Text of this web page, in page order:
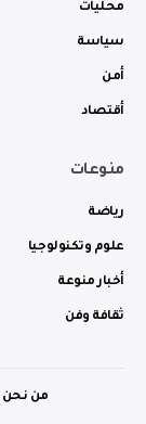
محليات
سياسة
أمن
أقتصاد
منوعات
رياضة
علوم وتكنولوجيا
أخبار منوعة
ثقافة وفن
من نحن